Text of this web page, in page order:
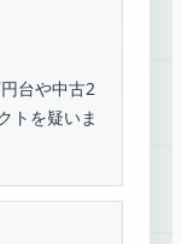
台や中古2
トを疑いま